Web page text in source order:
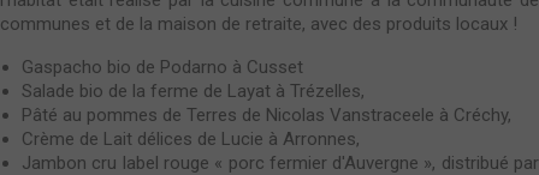
communes et de la maison de retraite, avec des produits locaux !
Gaspacho bio de Podarno à Cusset
Salade bio de la ferme de Layat à Trézelles,
Pâté au pommes de Terres de Nicolas Vanstraceele à Créchy,
Crème de Lait délices de Lucie à Arronnes,
Jambon cru label rouge « porc fermier d'Auvergne », distribué par